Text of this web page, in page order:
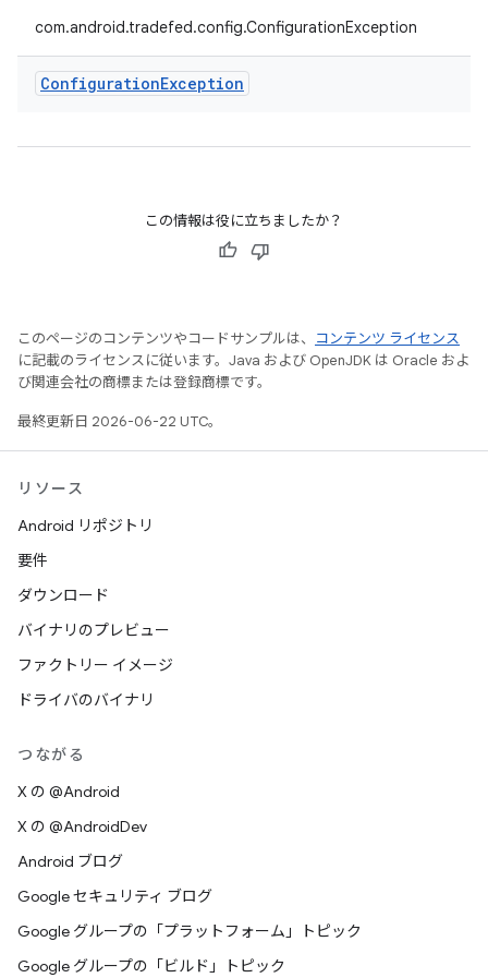
com.android.tradefed.config.ConfigurationException
ConfigurationException
この情報は役に立ちましたか？
このページのコンテンツやコードサンプルは、
コンテンツ ライセンス
に記載のライセンスに従います。Java および OpenJDK は Oracle およ
び関連会社の商標または登録商標です。
最終更新日 2026-06-22 UTC。
リソース
Android リポジトリ
要件
ダウンロード
バイナリのプレビュー
ファクトリー イメージ
ドライバのバイナリ
つながる
X の @Android
X の @AndroidDev
Android ブログ
Google セキュリティ ブログ
Google グループの「プラットフォーム」トピック
Google グループの「ビルド」トピック